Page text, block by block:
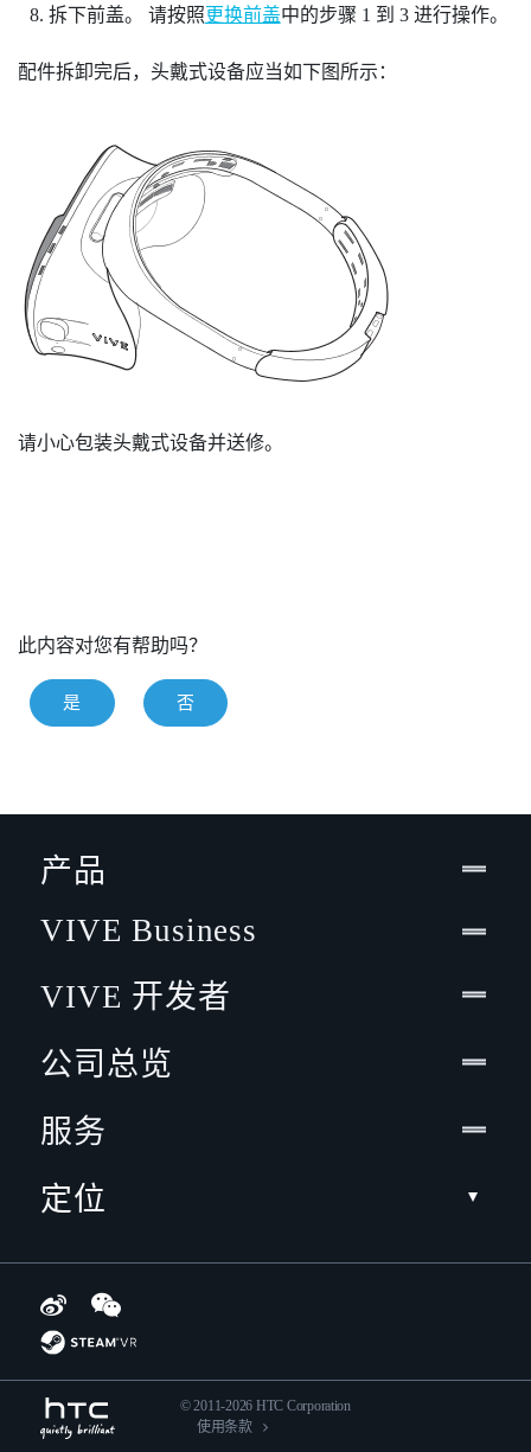
拆下前盖。 请按照更换前盖中的步骤 1 到 3 进行操作。
配件拆卸完后，头戴式设备应当如下图所示：
请小心包装头戴式设备并送修。
此内容对您有帮助吗？
是 否
产品
VIVE Business
VIVE 开发者
公司总览
服务
定位
© 2011-2026 HTC Corporation
使用条款